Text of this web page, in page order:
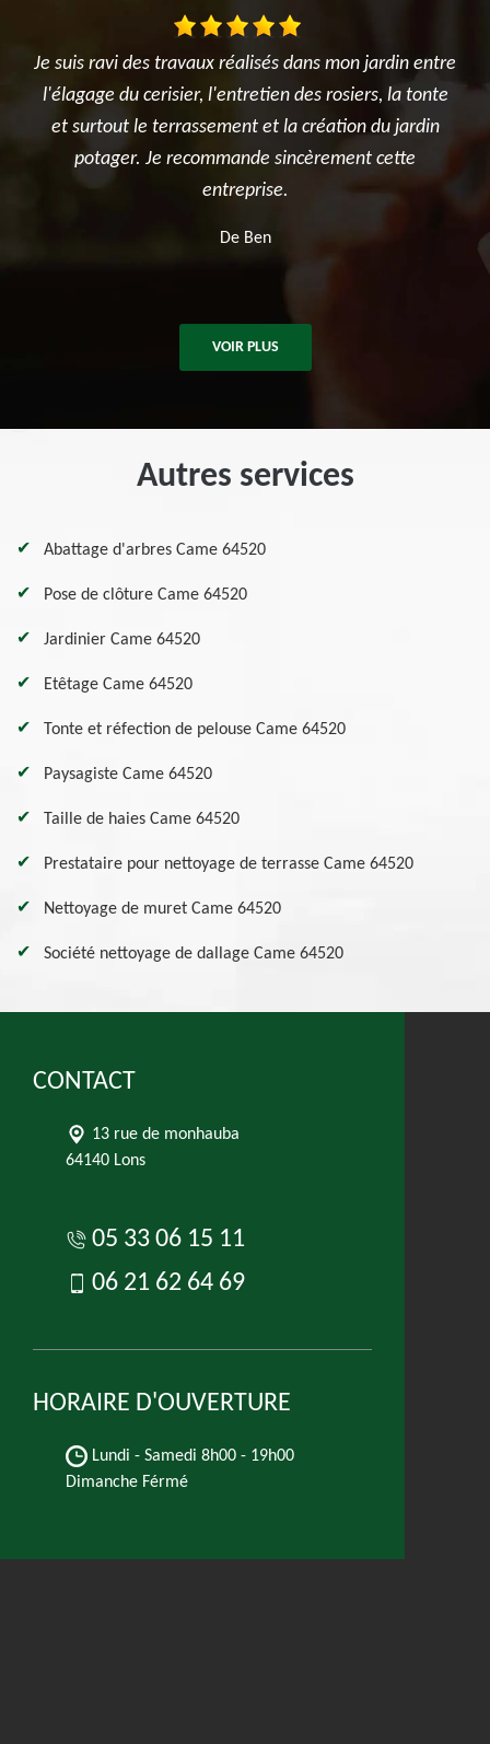
réalisés dans mon jardin entre
l'entretien des rosiers, la tonte
et la création du jardin
sincèrement cette
Très satisfait de
réalisé avec sérieux et
été ponctuelle, efficace et a
après les travaux. Je
pour tous vos besoins en
De
VOIR PLUS
Autres services
Abattage d'arbres Came 64520
Pose de clôture Came 64520
Jardinier Came 64520
Etêtage Came 64520
Tonte et réfection de pelouse Came 64520
Paysagiste Came 64520
Taille de haies Came 64520
Prestataire pour nettoyage de terrasse Came 64520
Nettoyage de muret Came 64520
Société nettoyage de dallage Came 64520
CONTACT
13 rue de monhauba
64140 Lons
05 33 06 15 11
06 21 62 64 69
HORAIRE D'OUVERTURE
Lundi - Samedi 8h00 - 19h00
Dimanche Férmé